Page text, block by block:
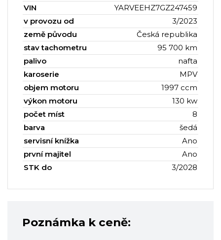
VIN
YARVEEHZ7GZ247459
v provozu od
3/2023
země původu
Česká republika
stav tachometru
95 700 km
palivo
nafta
karoserie
MPV
objem motoru
1997 ccm
výkon motoru
130 kw
počet míst
8
barva
šedá
servisní knížka
Ano
první majitel
Ano
STK do
3/2028
Poznámka k ceně: